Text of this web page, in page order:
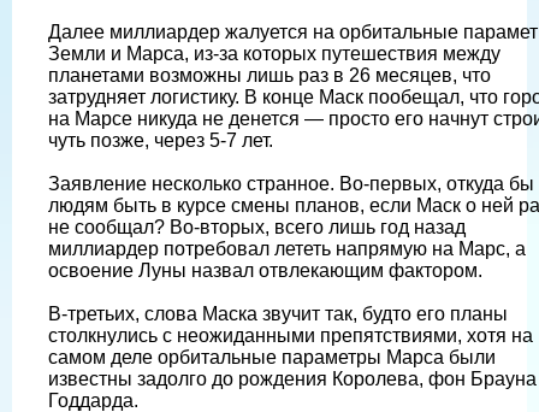
Далее миллиардер жалуется на орбитальные
Земли и Марса, из-за которых путешествия между
планетами возможны лишь раз в 26 месяцев, что
затрудняет логистику. В конце Маск пообещал, что
на Марсе никуда не денется — просто его начнут
чуть позже, через 5-7 лет.
Заявление несколько странное. Во-первых, откуда бы
людям быть в курсе смены планов, если Маск о ней
не сообщал? Во-вторых, всего лишь год назад
миллиардер потребовал лететь напрямую на Марс, а
освоение Луны назвал отвлекающим фактором.
В-третьих, слова Маска звучит так, будто его планы
столкнулись с неожиданными препятствиями, хотя на
самом деле орбитальные параметры Марса были
известны задолго до рождения Королева, фон
Годдарда.